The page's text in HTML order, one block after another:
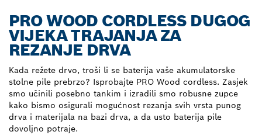
PRO WOOD CORDLESS DUGOG
VIJEKA TRAJANJA ZA
REZANJE DRVA
Kada režete drvo, troši li se baterija vaše akumulatorske
stolne pile prebrzo? Isprobajte PRO Wood cordless. Zasjek
smo učinili posebno tankim i izradili smo robusne zupce
kako bismo osigurali mogućnost rezanja svih vrsta punog
drva i materijala na bazi drva, a da usto baterija pile
dovoljno potraje.